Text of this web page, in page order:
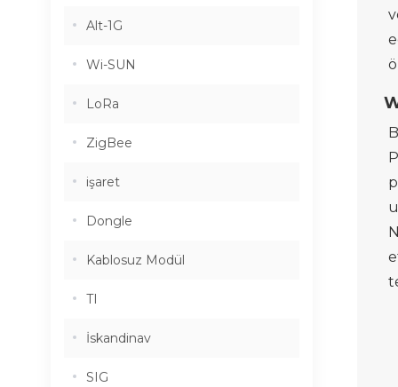
Alt-1G
Wi-SUN
LoRa
ZigBee
işaret
Dongle
Kablosuz Modül
TI
İskandinav
SIG